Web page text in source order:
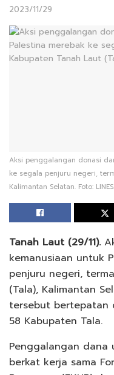
2023/11/29
Aksi penggalangan donasi
ke segala penjuru negeri,
Kalimantan Selatan. Foto: LINES.
Tanah Laut (29/11).
kemanusiaan untuk
penjuru negeri,
(Tala), Kalimantan
tersebut bertepatan
58 Kabupaten Tala.
Penggalangan dana
berkat kerja sama